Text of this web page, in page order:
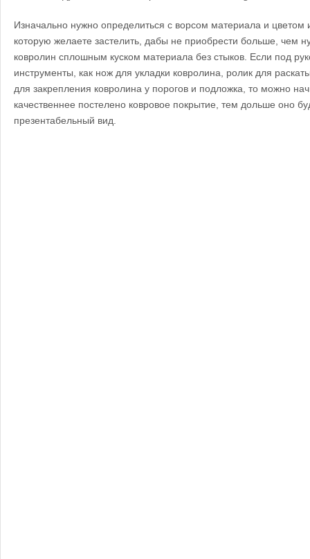
Изначально нужно определиться с ворсом материала и
которую желаете застелить, дабы не приобрести больше, чем
ковролин сплошным куском материала без стыков. Если под
инструменты, как нож для укладки ковролина, ролик для
для закрепления ковролина у порогов и подложка, то можно
качественнее постелено ковровое покрытие, тем дольше оно
презентабельный вид.